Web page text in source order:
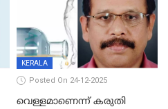
KERALA
Posted On 24-12-2025
വെള്ളമാണെന്ന് കരുതി